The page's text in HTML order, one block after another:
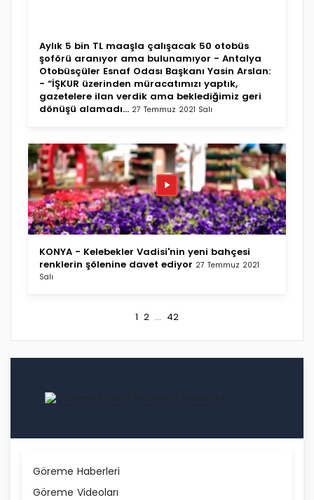
Aylık 5 bin TL maaşla çalışacak 50 otobüs
şoförü aranıyor ama bulunamıyor - Antalya
Otobüsçüler Esnaf Odası Başkanı Yasin Arslan:
- “İŞKUR üzerinden müracatımızı yaptık,
gazetelere ilan verdik ama beklediğimiz geri
dönüşü alamadı... 27 Temmuz 2021 Salı
KONYA - Kelebekler Vadisi'nin yeni bahçesi
renklerin şölenine davet ediyor 27 Temmuz 2021
Salı
1 2 ... 42
Göreme Haberleri
Göreme Videoları